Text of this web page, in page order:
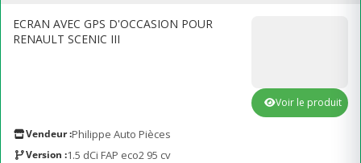
ECRAN AVEC GPS D'OCCASION POUR
RENAULT SCENIC III
Vendeur :Philippe Auto Pièces
Version :1.5 dCi FAP eco2 95 cv
Voir le produit